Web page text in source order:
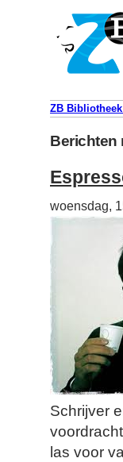
ZB
Berichten
woensdag,
Schrijver
las voor